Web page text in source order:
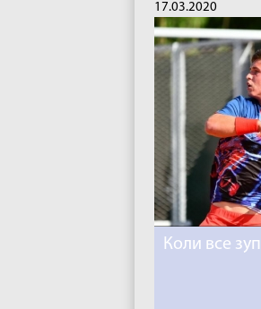
17.03.2020
Коли все